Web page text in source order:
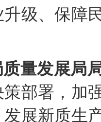
级、保障
量发展局
部署，加
展新质生